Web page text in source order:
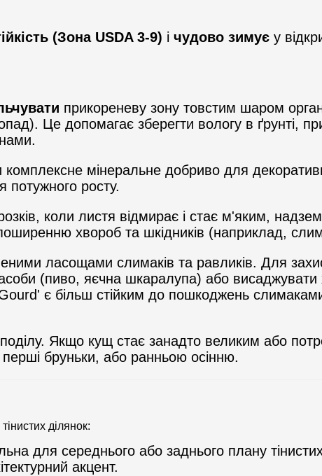
(Зона USDA 3-9) і чудово зимує у
прикореневу зону товстим шаром
Це допомагає зберегти вологу в ґрунті,
комплексне мінеральне добриво для
потужного росту.
коли листя відмирає і стає м'яким,
хвороб та шкідників (наприклад,
ласощами слимаків та равликів. Для
(пиво, яєчна шкаралупа) або висаджувати
є більш стійким до пошкоджень
Якщо кущ стає занадто великим або
бруньки, або ранньою осінню.
ділянок:
для середнього або заднього плану тінистих
акцент.